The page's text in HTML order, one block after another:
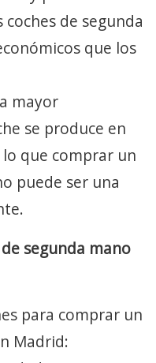
coches de segunda
que los
mayor
se produce en
que comprar un
puede ser una
segunda mano
para comprar un
Madrid: